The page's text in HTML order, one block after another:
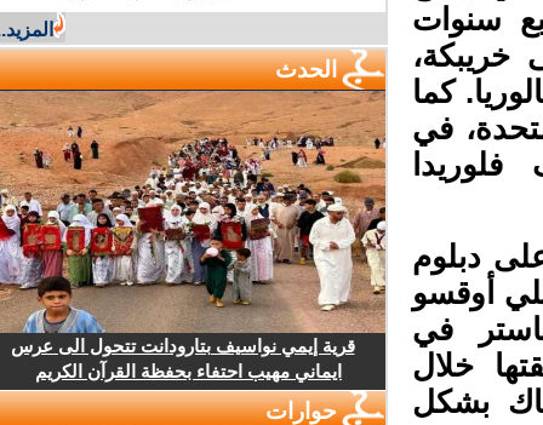
سنوات
كما
في
دبلوم
أوقسو
في
خلال
بشكل
المزيد...
الحدث
قرية إيمي نواسيف بتارودانت تتحول الى عرس
ايماني مهيب احتفاء بحفظة القرآن الكريم
حوارات